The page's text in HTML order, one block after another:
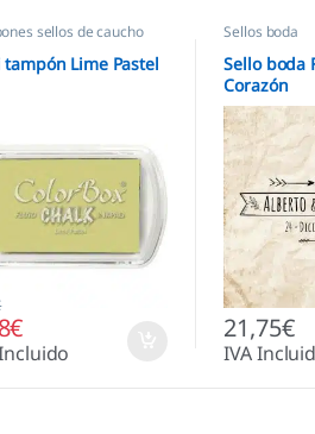
sellos de caucho
Lime Pastel
€
Sellos boda
Sello boda
Corazón
21,75€
IVA